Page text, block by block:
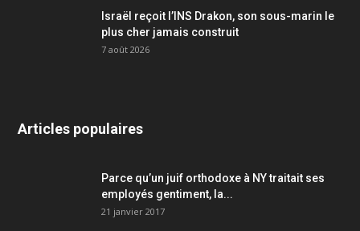
Israël reçoit l’INS Drakon, son sous-marin le
plus cher jamais construit
7 août 2026
Articles populaires
Parce qu’un juif orthodoxe à NY traitait ses
employés gentiment, la...
21 janvier 2017